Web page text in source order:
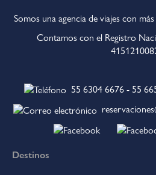
Somos una agencia de viajes con
Contamos con el Registro
55 6304 6676 - 55
Destinos